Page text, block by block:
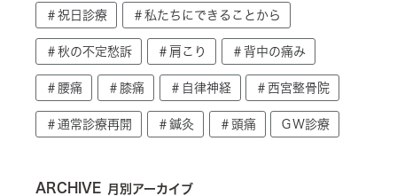
＃祝日診療 ＃私たちにできることから
＃秋の不定愁訴 ＃肩こり ＃背中の痛み
＃腰痛 ＃膝痛 ＃自律神経 ＃西宮整骨院
＃通常診療再開 ＃鍼灸 ＃頭痛 ＧＷ診療
ARCHIVE 月別アーカイブ